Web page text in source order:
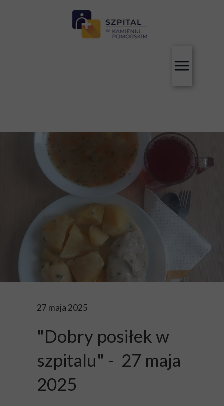
27 maja 2025
"Dobry posiłek w
szpitalu" - 27 maja
2025